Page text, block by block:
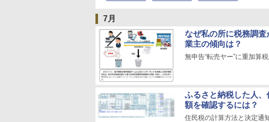
7月
なぜ私の所に税務調
業主の傾向は？
無申告“転売ヤー”に重加算
ふるさと納税した人
額を確認するには？
住民税の計算方法と決定通